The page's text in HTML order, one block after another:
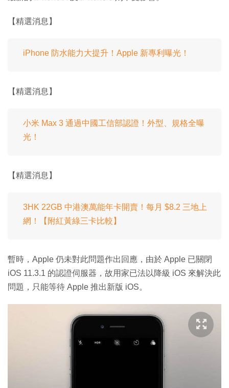
【精選消息】
iPhone 防水能力大提升！Apple 新專利曝光！
【精選消息】
小米 Max 3 通過中國工信部認證！外型、規格全曝
光！
【精選消息】
3HK 22GB 中港澳萬能年卡開賣！每月 $8.2 三地上
網！【附紅黃綠三卡比較】
暫時，Apple 仍未對此問題作出回應，由於 Apple 已關閉
iOS 11.3.1 的認證伺服器，故用家已法以降級 iOS 來解決此
問題，只能等待 Apple 推出新版 iOS。